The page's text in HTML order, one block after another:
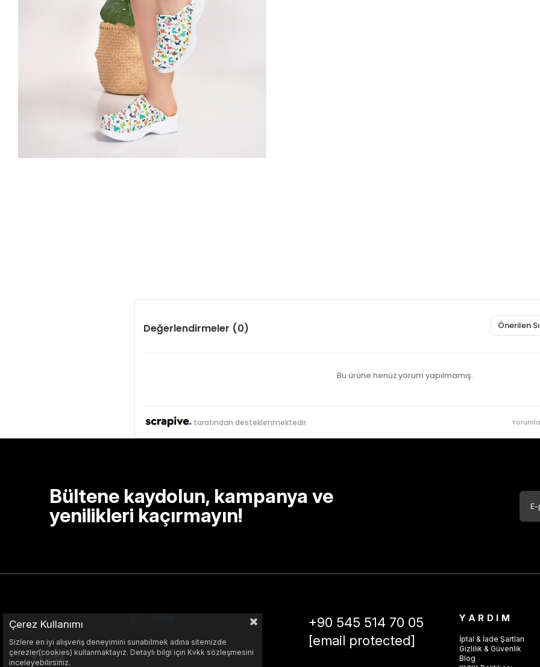
Değerlendirmeler (0) Önerilen
Bu ürüne henüz yorum yapılmamış.
tarafından desteklenmektedir.
Bültene kaydolun, kampanya ve
yenilikleri kaçırmayın!
+90 545 514 70 05
[email protected]
YARDIM
İptal & İade Şartları
Gizlilik & Güvenlik
Blog
Çerez Kullanımı
Sizlere en iyi alışveriş deneyimini sunabilmek adına sitemizde
çerezler(cookies) kullanmaktayız. Detaylı bilgi için Kvkk sözleşmesini
inceleyebilirsiniz.